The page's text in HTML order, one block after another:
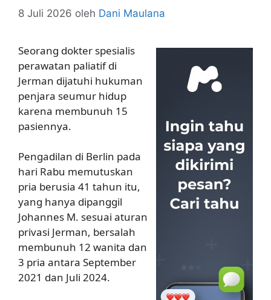
8 Juli 2026 oleh Dani Maulana
Seorang dokter spesialis
perawatan paliatif di
Jerman dijatuhi hukuman
penjara seumur hidup
karena membunuh 15
pasiennya.
Pengadilan di Berlin pada
hari Rabu memutuskan
pria berusia 41 tahun itu,
yang hanya dipanggil
Johannes M. sesuai aturan
privasi Jerman, bersalah
membunuh 12 wanita dan
3 pria antara September
2021 dan Juli 2024.